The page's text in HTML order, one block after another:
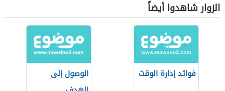
الزوار شاهدوا أيضاً
فوائد إدارة الوقت
الوصول إلى